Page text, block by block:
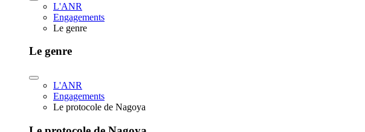
L'ANR
Engagements
Le genre
Le genre
L'ANR
Engagements
Le protocole de Nagoya